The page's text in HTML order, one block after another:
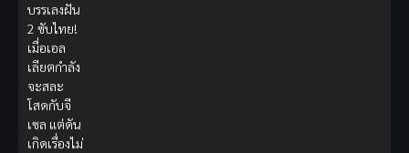
บรรเลงฝัน
2 ซับไทย!
เมื่อเอล
เลียตกำลัง
จะสละ
โสดกับจี
เซล แต่ดัน
เกิดเรื่องไม่